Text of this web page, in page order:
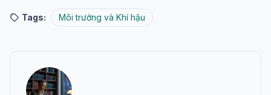
Tags: Môi trường và Khí hậu